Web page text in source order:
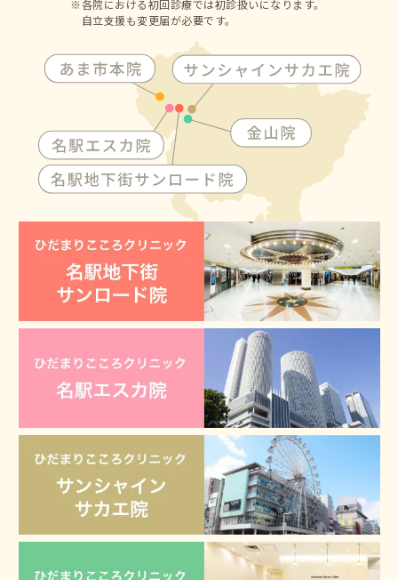
各院における初回診療では初診扱いになります。
自立支援も変更届が必要です。